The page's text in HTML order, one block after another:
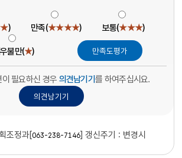
) 만족(★★★★) 보통(★★★)
불만(★)
필요하신 경우 의견남기기를 하여주십시요.
조정과[063-238-7146] 갱신주기 : 변경시